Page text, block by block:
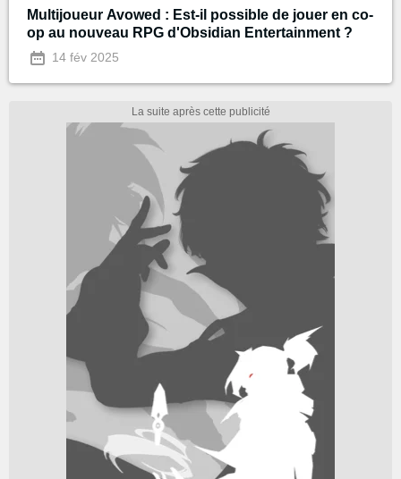
Multijoueur Avowed : Est-il possible de jouer en co-
op au nouveau RPG d'Obsidian Entertainment ?
14 fév 2025